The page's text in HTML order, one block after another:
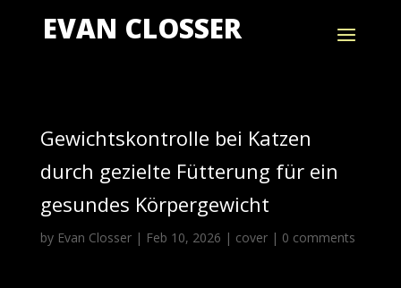
EVAN CLOSSER
Gewichtskontrolle bei Katzen
durch gezielte Fütterung für ein
gesundes Körpergewicht
by Evan Closser| Feb 10, 2026 | cover| 0 comments